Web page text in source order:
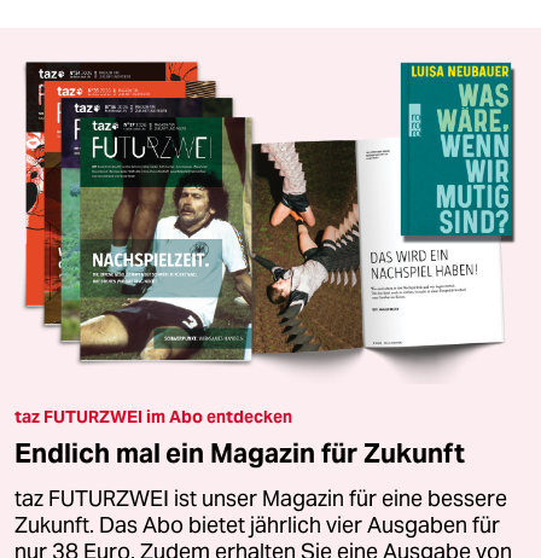
taz FUTURZWEI im Abo entdecken
Endlich mal ein Magazin für Zukunft
taz FUTURZWEI ist unser Magazin für eine bessere
Zukunft. Das Abo bietet jährlich vier Ausgaben für
nur 38 Euro. Zudem erhalten Sie eine Ausgabe von